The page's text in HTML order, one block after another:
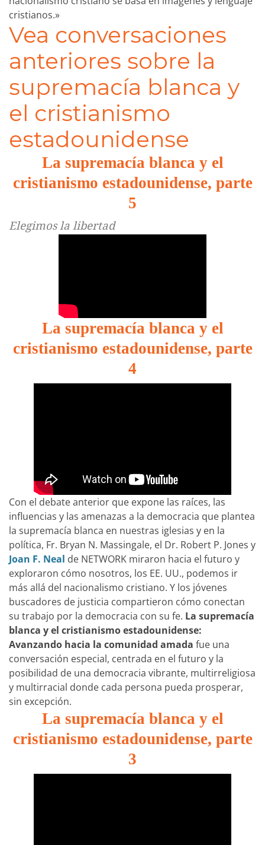
cristianos.»
Vea conversaciones
anteriores sobre la
supremacía blanca y
el cristianismo
estadounidense
La supremacía blanca y el
cristianismo estadounidense, parte
5
Elegimos la libertad
La supremacía blanca y el
cristianismo estadounidense, parte
4
Con el debate anterior que expone las raíces, las
influencias y las amenazas a la democracia que plantea
la supremacía blanca en nuestras iglesias y en la
política, Fr. Bryan N. Massingale, el Dr. Robert P. Jones y
Joan F. Neal de NETWORK miraron hacia el futuro y
exploraron cómo nosotros, los EE. UU., podemos ir
más allá del nacionalismo cristiano. Y los jóvenes
buscadores de justicia compartieron cómo conectan
su trabajo por la democracia con su fe. La supremacía
blanca y el cristianismo estadounidense:
Avanzando hacia la comunidad amada fue una
conversación especial, centrada en el futuro y la
posibilidad de una democracia vibrante, multirreligiosa
y multirracial donde cada persona pueda prosperar,
sin excepción.
La supremacía blanca y el
cristianismo estadounidense, parte
3